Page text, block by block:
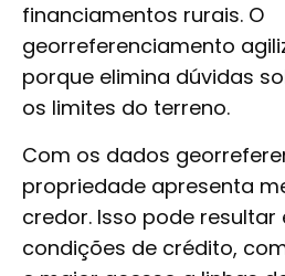
financiamentos rurais. O
georreferenciamento
porque elimina dúvidas
os limites do terreno.
Com os dados
propriedade apresenta
credor. Isso pode resultar
condições de crédito,